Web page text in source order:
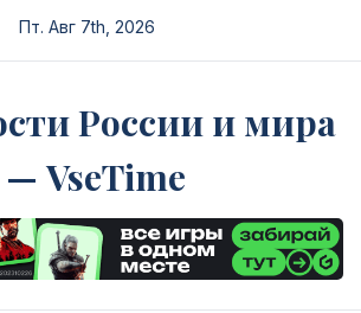
Пт. Авг 7th, 2026
России и мира
— VseTime